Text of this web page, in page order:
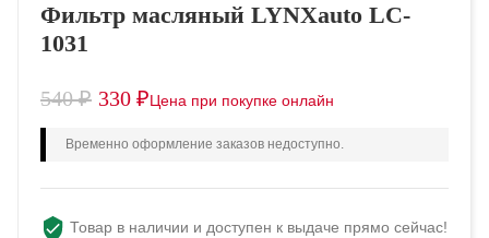
Фильтр масляный LYNXauto LC-
1031
540₽ 330 ₽
Временно оформление заказов недоступно.
Товар в наличии и доступен к выдаче прямо сейчас!